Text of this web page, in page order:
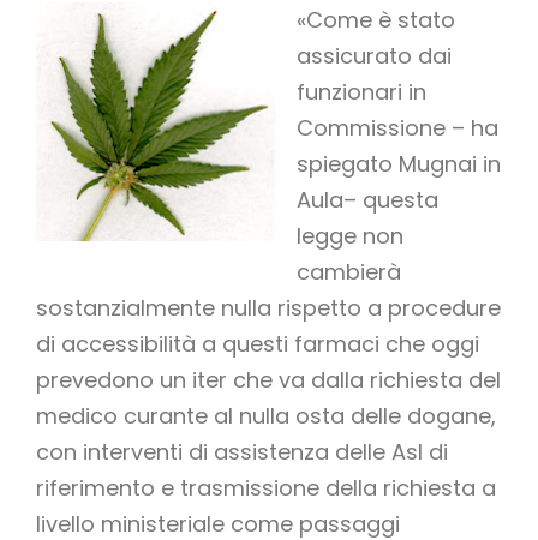
«Come è stato
assicurato dai
funzionari in
Commissione – ha
spiegato Mugnai in
Aula– questa
legge non
cambierà
sostanzialmente nulla rispetto a procedure
di accessibilità a questi farmaci che oggi
prevedono un iter che va dalla richiesta del
medico curante al nulla osta delle dogane,
con interventi di assistenza delle Asl di
riferimento e trasmissione della richiesta a
livello ministeriale come passaggi